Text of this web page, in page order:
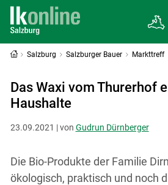
Salzburg Salzburger Bauer Markttreff
Das Waxi vom Thurerhof
Haushalte
23.09.2021 | von Gudrun Dürnberger
Die Bio-Produkte der Familie
ökologisch, praktisch und noch